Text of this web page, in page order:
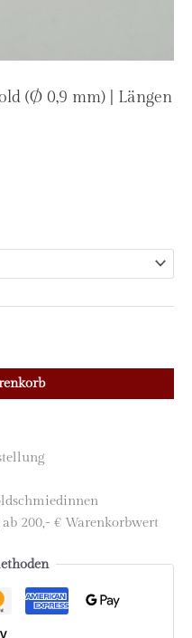
(Ø 0,9 mm) | Längen
200,- € Warenkorbwert